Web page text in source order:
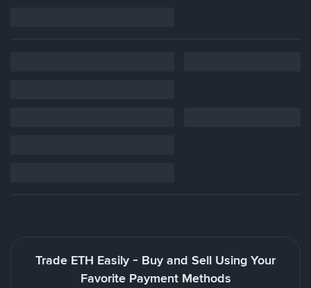
Trade ETH Easily - Buy and Sell Using Your
Favorite Payment Methods